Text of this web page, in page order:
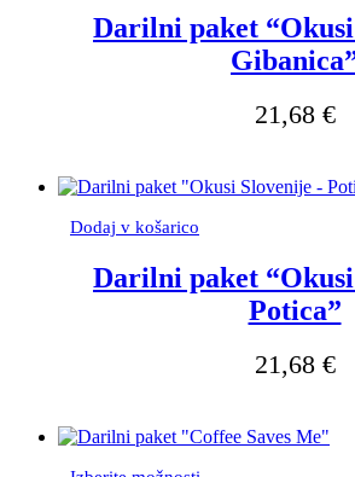
Darilni paket
21,68 €
Dodaj v košarico
Darilni paket
Potica”
21,68 €